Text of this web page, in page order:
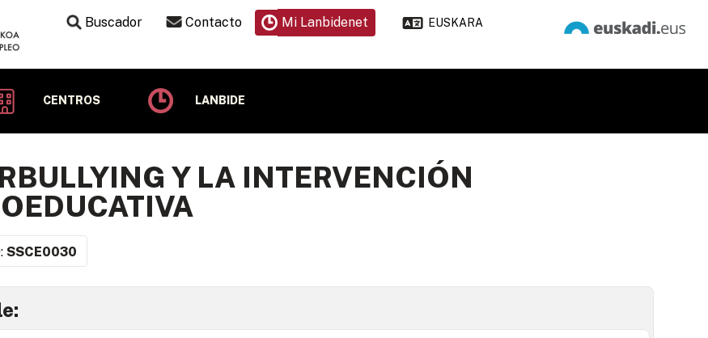
Buscador Contacto Mi Lanbidenet EUSKARA
CENTROS LANBIDE
Y LA INTERVENCIÓN
SSCE0030